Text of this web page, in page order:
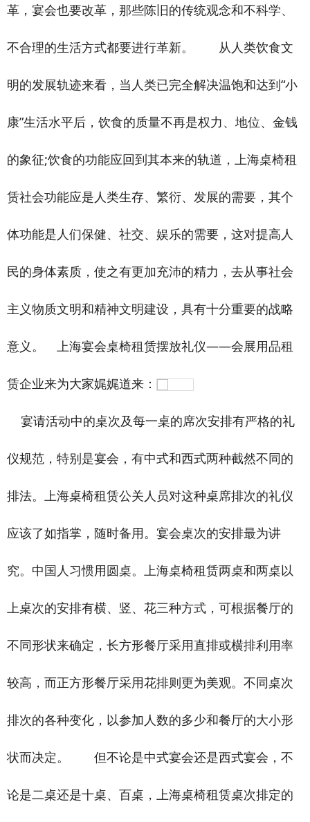
革，宴会也要改革，那些陈旧的传统观念和不科学、
不合理的生活方式都要进行革新。 从人类饮食文
明的发展轨迹来看，当人类已完全解决温饱和达到“小
康”生活水平后，饮食的质量不再是权力、地位、金钱
的象征;饮食的功能应回到其本来的轨道，上海桌椅租
赁社会功能应是人类生存、繁衍、发展的需要，其个
体功能是人们保健、社交、娱乐的需要，这对提高人
民的身体素质，使之有更加充沛的精力，去从事社会
主义物质文明和精神文明建设，具有十分重要的战略
意义。 上海宴会桌椅租赁摆放礼仪——会展用品租
赁企业来为大家娓娓道来：
宴请活动中的桌次及每一桌的席次安排有严格的礼
仪规范，特别是宴会，有中式和西式两种截然不同的
排法。上海桌椅租赁公关人员对这种桌席排次的礼仪
应该了如指掌，随时备用。宴会桌次的安排最为讲
究。中国人习惯用圆桌。上海桌椅租赁两桌和两桌以
上桌次的安排有横、竖、花三种方式，可根据餐厅的
不同形状来确定，长方形餐厅采用直排或横排利用率
较高，而正方形餐厅采用花排则更为美观。不同桌次
排次的各种变化，以参加人数的多少和餐厅的大小形
状而决定。 但不论是中式宴会还是西式宴会，不
论是二桌还是十桌、百桌，上海桌椅租赁桌次排定的